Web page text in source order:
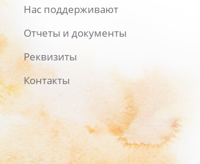
Нас поддерживают
Отчеты и документы
Реквизиты
Контакты